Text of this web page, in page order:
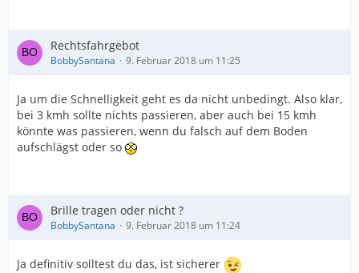
Rechtsfahrgebot
BobbySantana 9. Februar 2018 um 11:25
Ja um die Schnelligkeit geht es da nicht unbedingt. Also klar,
bei 3 kmh sollte nichts passieren, aber auch bei 15 kmh
könnte was passieren, wenn du falsch auf dem Boden
aufschlägst oder so
Brille tragen oder nicht ?
BobbySantana 9. Februar 2018 um 11:24
Ja definitiv solltest du das, ist sicherer